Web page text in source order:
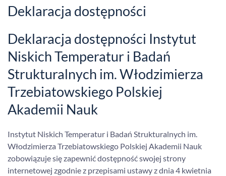
Deklaracja dostępności
Deklaracja dostępności Instytut
Niskich Temperatur i Badań
Strukturalnych im. Włodzimierza
Trzebiatowskiego Polskiej
Akademii Nauk
Instytut Niskich Temperatur i Badań Strukturalnych im.
Włodzimierza Trzebiatowskiego Polskiej Akademii Nauk
zobowiązuje się zapewnić dostępność swojej strony
internetowej zgodnie z przepisami ustawy z dnia 4 kwietnia